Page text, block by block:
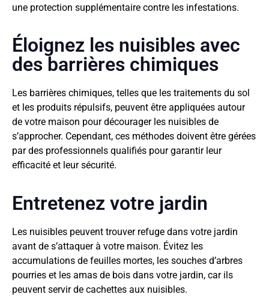
une protection supplémentaire contre les infestations.
Éloignez les nuisibles avec
des barrières chimiques
Les barrières chimiques, telles que les traitements du sol
et les produits répulsifs, peuvent être appliquées autour
de votre maison pour décourager les nuisibles de
s’approcher. Cependant, ces méthodes doivent être gérées
par des professionnels qualifiés pour garantir leur
efficacité et leur sécurité.
Entretenez votre jardin
Les nuisibles peuvent trouver refuge dans votre jardin
avant de s’attaquer à votre maison. Évitez les
accumulations de feuilles mortes, les souches d’arbres
pourries et les amas de bois dans votre jardin, car ils
peuvent servir de cachettes aux nuisibles.